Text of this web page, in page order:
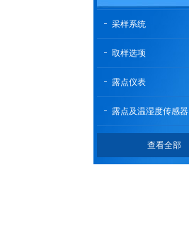
采样系统
取样选项
露点仪表
露点及温湿度传感器
查看全部